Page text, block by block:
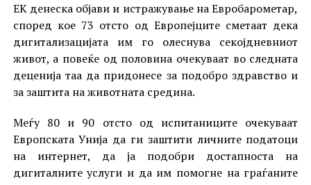
ЕК денеска објави и истражување на Евробарометар,
според кое 73 отсто од Европејците сметаат дека
дигитализацијата им го олеснува секојдневниот
живот, а повеќе од половина очекуваат во следната
деценија таа да придонесе за подобро здравство и
за заштита на животната средина.
Меѓу 80 и 90 отсто од испитаниците очекуваат
Европската Унија да ги заштити личните податоци
на интернет, да ја подобри достапноста на
дигиталните услуги и да им помогне на граѓаните